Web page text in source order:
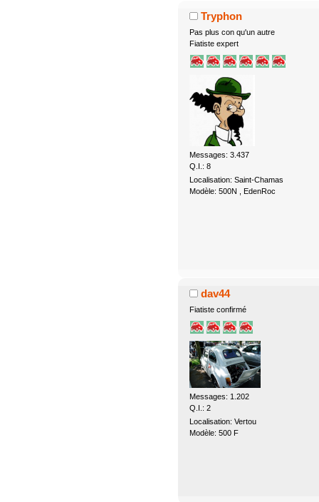
Tryphon
Pas plus con qu'un autre
Fiatiste expert
Messages: 3.437
Q.I.: 8
Localisation: Saint-Chamas
Modèle: 500N , EdenRoc
dav44
Fiatiste confirmé
Messages: 1.202
Q.I.: 2
Localisation: Vertou
Modèle: 500 F